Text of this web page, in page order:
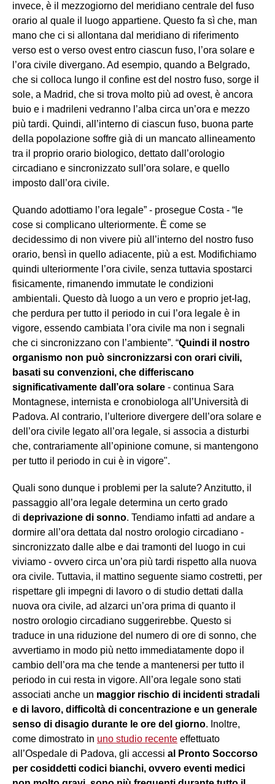
invece, è il mezzogiorno del meridiano centrale del fuso
orario al quale il luogo appartiene. Questo fa sì che, man
mano che ci si allontana dal meridiano di riferimento
verso est o verso ovest entro ciascun fuso, l’ora solare e
l’ora civile divergano. Ad esempio, quando a Belgrado,
che si colloca lungo il confine est del nostro fuso, sorge il
sole, a Madrid, che si trova molto più ad ovest, è ancora
buio e i madrileni vedranno l’alba circa un’ora e mezzo
più tardi. Quindi, all’interno di ciascun fuso, buona parte
della popolazione soffre già di un mancato allineamento
tra il proprio orario biologico, dettato dall’orologio
circadiano e sincronizzato sull’ora solare, e quello
imposto dall’ora civile.
Quando adottiamo l’ora legale” - prosegue Costa - “le
cose si complicano ulteriormente. È come se
decidessimo di non vivere più all’interno del nostro fuso
orario, bensì in quello adiacente, più a est. Modifichiamo
quindi ulteriormente l’ora civile, senza tuttavia spostarci
fisicamente, rimanendo immutate le condizioni
ambientali. Questo dà luogo a un vero e proprio jet-lag,
che perdura per tutto il periodo in cui l’ora legale è in
vigore, essendo cambiata l’ora civile ma non i segnali
che ci sincronizzano con l’ambiente”. “Quindi il nostro
organismo non può sincronizzarsi con orari civili,
basati su convenzioni, che differiscano
significativamente dall’ora solare - continua Sara
Montagnese, internista e cronobiologa all’Università di
Padova. Al contrario, l’ulteriore divergere dell’ora solare e
dell’ora civile legato all’ora legale, si associa a disturbi
che, contrariamente all’opinione comune, si mantengono
per tutto il periodo in cui è in vigore".
Quali sono dunque i problemi per la salute? Anzitutto, il
passaggio all’ora legale determina un certo grado
di deprivazione di sonno. Tendiamo infatti ad andare a
dormire all’ora dettata dal nostro orologio circadiano -
sincronizzato dalle albe e dai tramonti del luogo in cui
viviamo - ovvero circa un’ora più tardi rispetto alla nuova
ora civile. Tuttavia, il mattino seguente siamo costretti, per
rispettare gli impegni di lavoro o di studio dettati dalla
nuova ora civile, ad alzarci un’ora prima di quanto il
nostro orologio circadiano suggerirebbe. Questo si
traduce in una riduzione del numero di ore di sonno, che
avvertiamo in modo più netto immediatamente dopo il
cambio dell’ora ma che tende a mantenersi per tutto il
periodo in cui resta in vigore. All’ora legale sono stati
associati anche un maggior rischio di incidenti stradali
e di lavoro, difficoltà di concentrazione e un generale
senso di disagio durante le ore del giorno. Inoltre,
come dimostrato in uno studio recente effettuato
all’Ospedale di Padova, gli accessi al Pronto Soccorso
per cosiddetti codici bianchi, ovvero eventi medici